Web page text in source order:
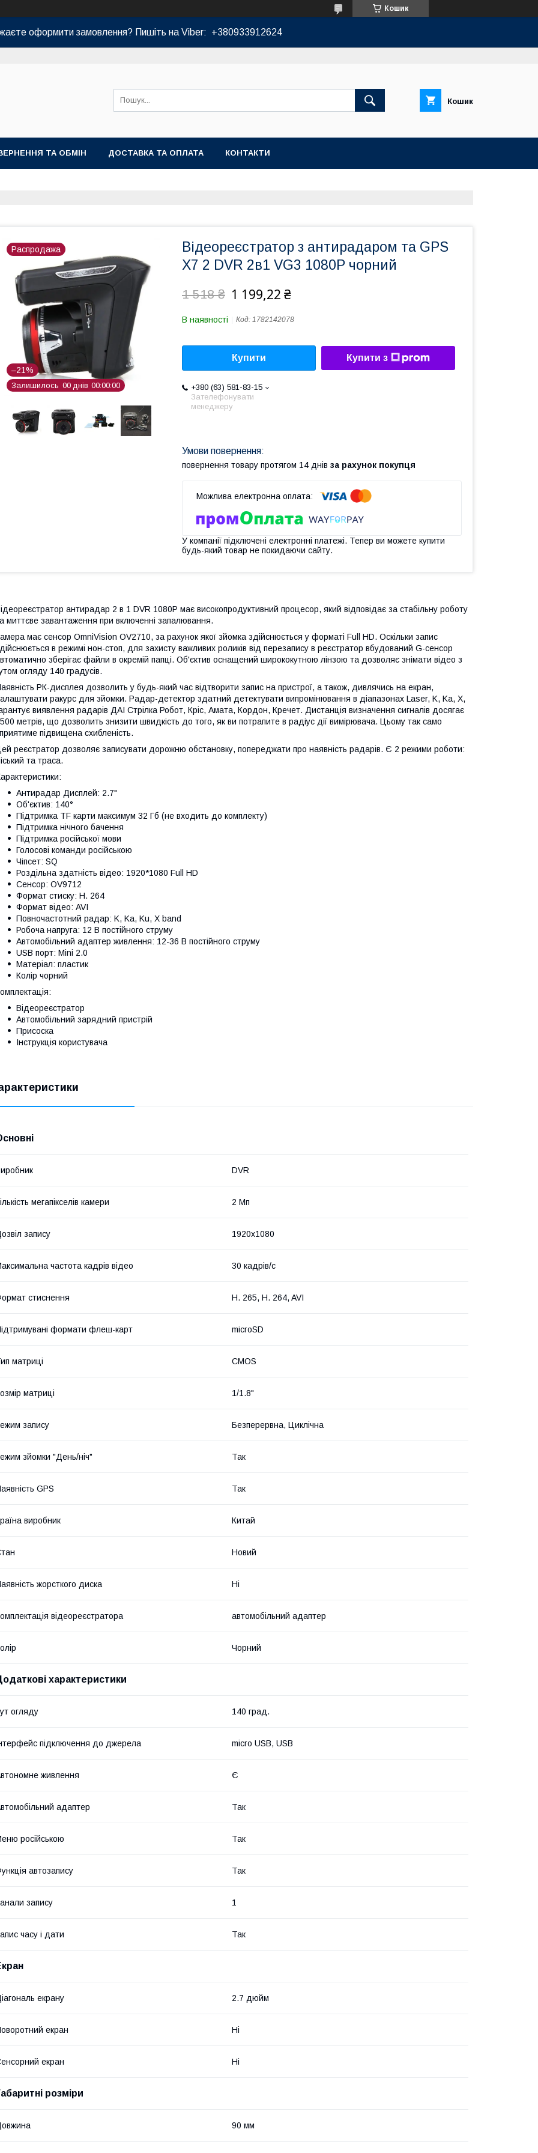
Кошик
оформити замовлення? Пишіть на Viber: +380933912624
Кошик
ТА ОБМІН ДОСТАВКА ТА ОПЛАТА КОНТАКТИ
Распродажа
–21%
Залишилось 00 днів 00 00 00
Відеореєстратор з антирадаром та GPS
X7 2 DVR 2в1 VG3 1080P чорний
1 518 ₴ 1 199,22 ₴
В наявності Код: 1782142078
Купити Купити з
+380 (63) 581-83-15
Зателефонувати
менеджеру
повернення товару протягом 14 днів за рахунок покупця
У компанії підключені електронні платежі. Тепер ви можете купити
будь-який товар не покидаючи сайту.
антирадар 2 в 1 DVR 1080P має високопродуктивний процесор, який відповідає за стабільну роботу
миттєве завантаження при включенні запалювання.
має сенсор OmniVision OV2710, за рахунок якої зйомка здійснюється у форматі Full HD. Оскільки запис
в режимі нон-стоп, для захисту важливих роликів від перезапису в реєстратор вбудований G-сенсор
зберігає файли в окремій папці. Об'єктив оснащений ширококутною лінзою та дозволяє знімати відео з
огляду 140 градусів.
РК-дисплея дозволить у будь-який час відтворити запис на пристрої, а також, дивлячись на екран,
ракурс для зйомки. Радар-детектор здатний детектувати випромінювання в діапазонах Laser, K, Ka, X,
виявлення радарів ДАІ Стрілка Робот, Кріс, Амата, Кордон, Кречет. Дистанція визначення сигналів досягає
метрів, що дозволить знизити швидкість до того, як ви потрапите в радіус дії вимірювача. Цьому так само
підвищена схибленість.
реєстратор дозволяє записувати дорожню обстановку, попереджати про наявність радарів. Є 2 режими роботи:
та траса.
Антирадар Дисплей: 2.7"
Об'єктив: 140°
Підтримка TF карти максимум 32 Гб (не входить до комплекту)
Підтримка нічного бачення
Підтримка російської мови
Голосові команди російською
Чіпсет: SQ
Роздільна здатність відео: 1920*1080 Full HD
Сенсор: OV9712
Формат стиску: H. 264
Формат відео: AVI
Повночастотний радар: K, Ka, Ku, X band
Робоча напруга: 12 В постійного струму
Автомобільний адаптер живлення: 12-36 В постійного струму
USB порт: Mini 2.0
Матеріал: пластик
Колір чорний
Відеореєстратор
Автомобільний зарядний пристрій
Присоска
Інструкція користувача
DVR
мегапікселів камери 2 Мп
запису 1920х1080
частота кадрів відео 30 кадрів/с
стиснення H. 265, H. 264, AVI
формати флеш-карт microSD
матриці CMOS
матриці 1/1.8"
запису Безперервна, Циклічна
зйомки "День/ніч" Так
GPS Так
виробник Китай
Новий
жорсткого диска Ні
відеореєстратора автомобільний адаптер
Чорний
характеристики
огляду 140 град.
підключення до джерела micro USB, USB
живлення Є
адаптер Так
російською Так
автозапису Так
запису 1
часу і дати Так
екрану 2.7 дюйм
екран Ні
екран Ні
розміри
90 мм